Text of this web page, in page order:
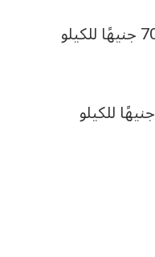
سجل سعر موز مستورد 40 : 70 جنيهًا للكيلو
سجل سعر موز بلدي 20 : 25 جنيهًا للكيلو